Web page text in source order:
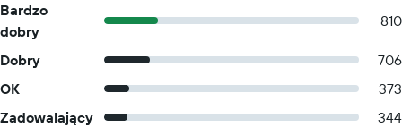
Bardzo
dobry
810
Dobry
706
OK
373
Zadowalający
344